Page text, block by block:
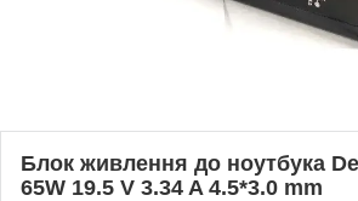
Блок живлення до ноутбука
65W 19.5 V 3.34 A 4.5*3.0 mm